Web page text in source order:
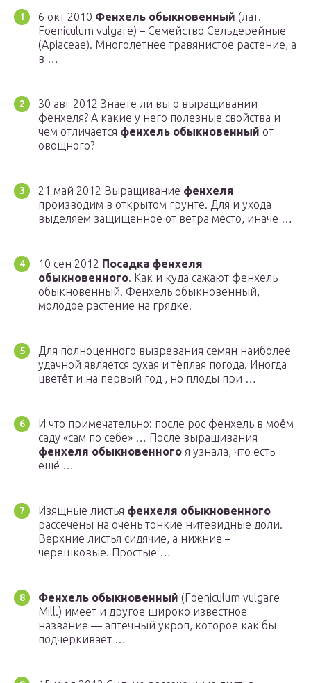
6 окт 2010 Фенхель обыкновенный (лат.
Foeniculum vulgare) – Семейство Сельдерейные
(Apiaceae). Многолетнее травянистое растение, а
в …
30 авг 2012 Знаете ли вы о выращивании
фенхеля? А какие у него полезные свойства и
чем отличается фенхель обыкновенный от
овощного?
21 май 2012 Выращивание фенхеля
производим в открытом грунте. Для и ухода
выделяем защищенное от ветра место, иначе …
10 сен 2012 Посадка фенхеля
обыкновенного. Как и куда сажают фенхель
обыкновенный. Фенхель обыкновенный,
молодое растение на грядке.
Для полноценного вызревания семян наиболее
удачной является сухая и тёплая погода. Иногда
цветёт и на первый год , но плоды при …
И что примечательно: после рос фенхель в моём
саду «сам по себе» … После выращивания
фенхеля обыкновенного я узнала, что есть
ещё …
Изящные листья фенхеля обыкновенного
рассечены на очень тонкие нитевидные доли.
Верхние листья сидячие, а нижние –
черешковые. Простые …
Фенхель обыкновенный (Foeniculum vulgare
Mill.) имеет и другое широко известное
название — аптечный укроп, которое как бы
подчеркивает …